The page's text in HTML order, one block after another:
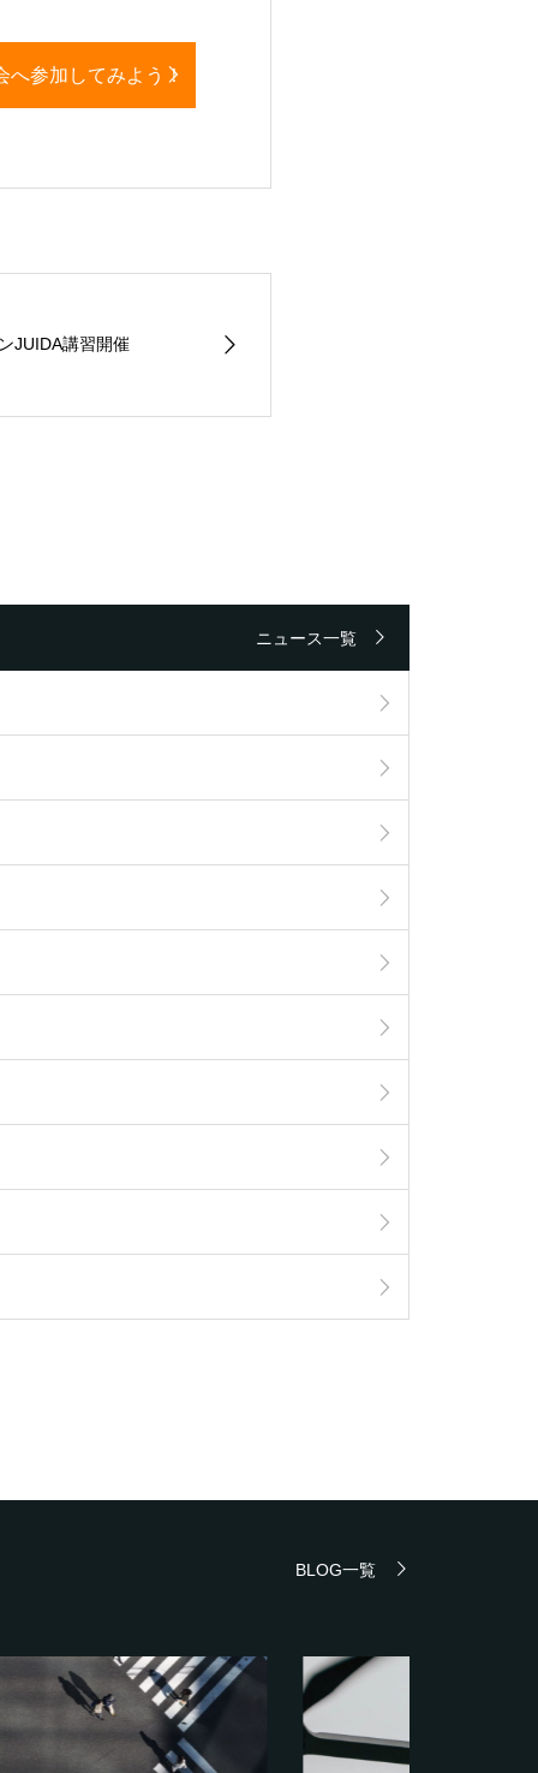
へ参加してみよう！
JUIDA講習開催
ニュース一覧
BLOG一覧